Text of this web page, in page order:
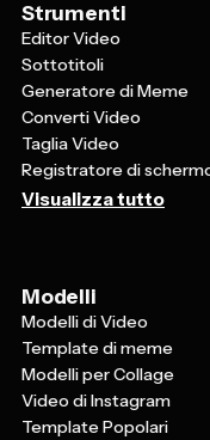
Strumenti
Editor Video
Sottotitoli
Generatore di Meme
Converti Video
Taglia Video
Registratore di
Visualizza tutto
Modelli
Modelli di Video
Template di meme
Modelli per Collage
Video di Instagram
Template Popolari